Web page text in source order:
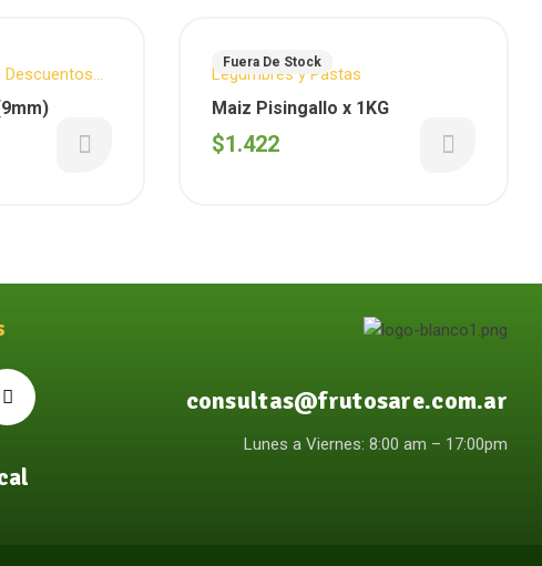
Descuentos
x 1KG (9mm)
Fuera De Stock
Legumbres y Pastas
Maiz Pisingallo x 1KG
$1.422
consultas@frutosare.com.ar
Lunes a Viernes: 8:00 am – 17:00pm